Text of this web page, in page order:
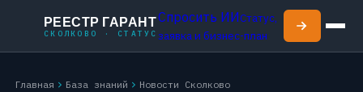
РЕЕСТР ГАРАНТ
СКОЛКОВО · СТАТУС
Спросить ИИСтатус,
заявка и бизнес-план
Главная chevron_right База знаний chevron_right Новости Сколково